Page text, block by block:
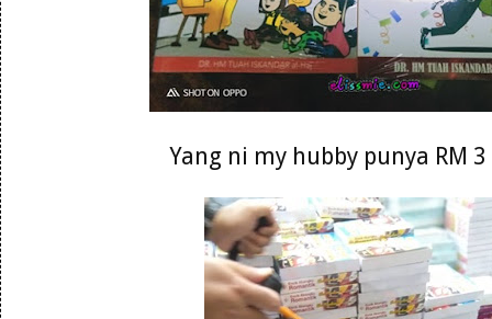
Yang ni my hubby punya RM